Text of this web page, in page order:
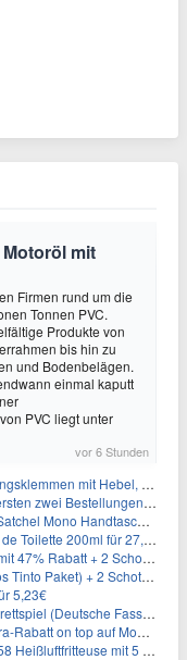
mit
Firmen rund um die
Tonnen PVC.
Produkte von
bis hin zu
und Bodenbelägen.
einmal kaputt
PVC liegt unter
vor 6 Stunden
mit Hebel, 50 Stück für 14,99€
Bestellungen für Neukunden
Handtasche für 73,97€
Toilette 200ml für 27,99€
Zwiesel Gläser GRATIS für 29,99€
Zwiesel Gläser für 25,99€ inkl. Versand
5,23€
Fassung) für 9,84€
top auf Mode- und Sport-Artikel
mit 5 Litern für 64,99€